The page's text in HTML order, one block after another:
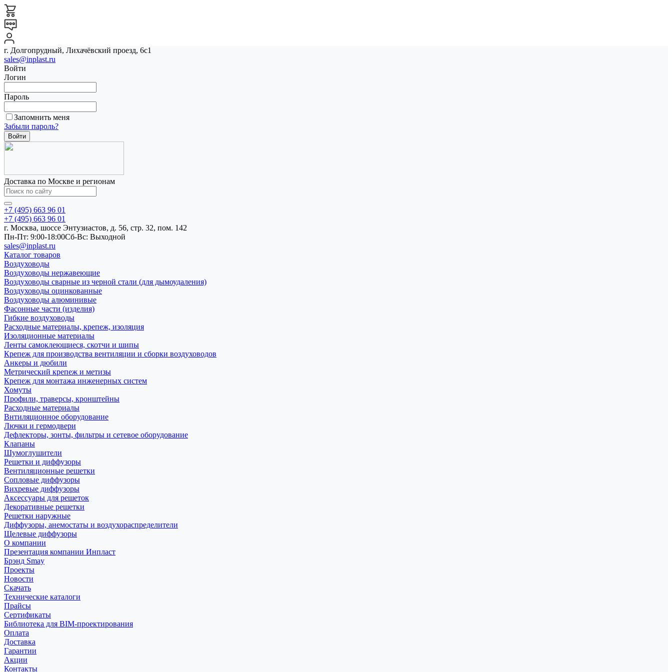
г. Долгопрудный, Лихачёвский проезд, 6с1
sales@inplast.ru
Войти
Логин
Пароль
Запомнить меня
Забыли пароль?
Доставка по Москве и регионам
+7 (495) 663 96 01
+7 (495) 663 96 01
г. Москва, шоссе Энтузиастов, д. 56, стр. 32, пом. 142
Пн-Пт: 9:00-18:00Cб-Вс: Выходной
sales@inplast.ru
Каталог товаров
Воздуховоды
Воздуховоды нержавеющие
Воздуховоды сварные из черной стали (для дымоудаления)
Воздуховоды оцинкованные
Воздуховоды алюминивые
Фасонные части (изделия)
Гибкие воздуховоды
Расходные материалы, крепеж, изоляция
Изоляционные материалы
Ленты самоклеющиеся, скотчи и шипы
Крепеж для производства вентиляции и сборки воздуховодов
Анкеры и дюбили
Метрический крепеж и метизы
Крепеж для монтажа инженерных систем
Хомуты
Профили, траверсы, кронштейны
Расходные материалы
Внтиляционное оборудование
Лючки и гермодвери
Дефлекторы, зонты, фильтры и сетевое оборудование
Клапаны
Шумоглушители
Решетки и диффузоры
Вентиляционные решетки
Сопловые диффузоры
Вихревые диффузоры
Аксессуары для решеток
Декоративные решетки
Решетки наружные
Диффузоры, анемостаты и воздухораспределители
Щелевые диффузоры
О компании
Презентация компании Инпласт
Брэнд Smay
Проекты
Новости
Скачать
Технические каталоги
Прайсы
Сертификаты
Библиотека для BIM-проектирования
Оплата
Доставка
Гарантии
Акции
Контакты